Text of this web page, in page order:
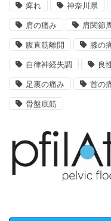
痺れ 神奈川県
肩の痛み 肩関節
腹直筋離開 膝の
自律神経失調 良
足裏の痛み 首の
骨盤底筋